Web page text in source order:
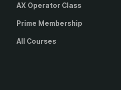
AX Operator Class
Prime Membership
All Courses